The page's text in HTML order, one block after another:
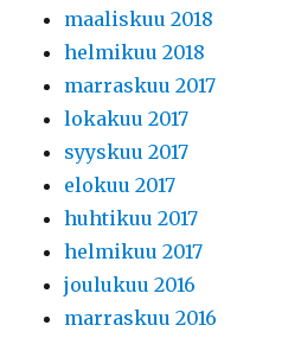
maaliskuu 2018
helmikuu 2018
marraskuu 2017
lokakuu 2017
syyskuu 2017
elokuu 2017
huhtikuu 2017
helmikuu 2017
joulukuu 2016
marraskuu 2016